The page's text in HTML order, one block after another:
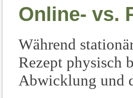
Online- vs.
Während
Rezept physisch
Abwicklung und